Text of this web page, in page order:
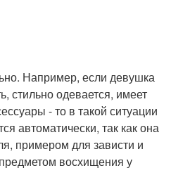
Например, если девушка
стильно одевается, имеет
- то в такой ситуации
автоматически, так как она
примером для зависти и
восхищения у